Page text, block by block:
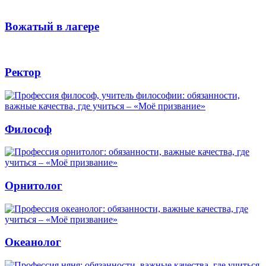
Вожатый в лагере
Ректор
Философ
Орнитолог
Океанолог